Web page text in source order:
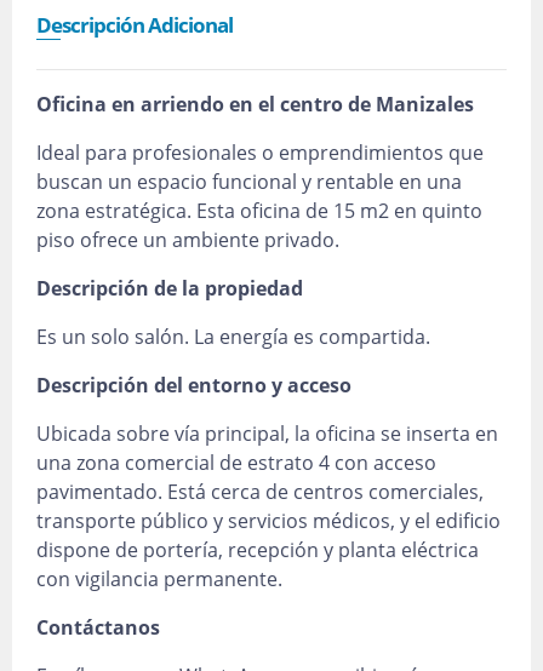
Descripción Adicional
Oficina en arriendo en el centro de Manizales
Ideal para profesionales o emprendimientos que
buscan un espacio funcional y rentable en una
zona estratégica. Esta oficina de 15 m2 en quinto
piso ofrece un ambiente privado.
Descripción de la propiedad
Es un solo salón. La energía es compartida.
Descripción del entorno y acceso
Ubicada sobre vía principal, la oficina se inserta en
una zona comercial de estrato 4 con acceso
pavimentado. Está cerca de centros comerciales,
transporte público y servicios médicos, y el edificio
dispone de portería, recepción y planta eléctrica
con vigilancia permanente.
Contáctanos